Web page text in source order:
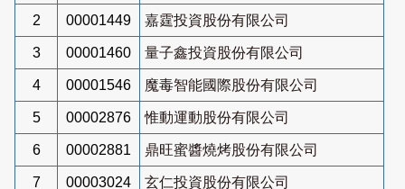
2 00001449 嘉霆投資股份有限公司
3 00001460 量子鑫投資股份有限公司
4 00001546 魔毒智能國際股份有限公司
5 00002876 惟動運動股份有限公司
6 00002881 鼎旺蜜醬燒烤股份有限公司
7 00003024 玄仁投資股份有限公司